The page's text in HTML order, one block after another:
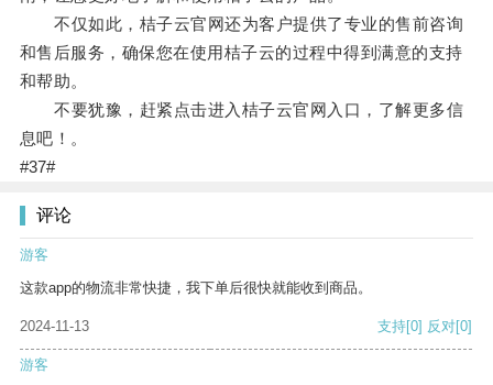
不仅如此，桔子云官网还为客户提供了专业的售前咨询
和售后服务，确保您在使用桔子云的过程中得到满意的支持
和帮助。
不要犹豫，赶紧点击进入桔子云官网入口，了解更多信
息吧！。
#37#
评论
游客
这款app的物流非常快捷，我下单后很快就能收到商品。
2024-11-13 支持[0] 反对[0]
游客